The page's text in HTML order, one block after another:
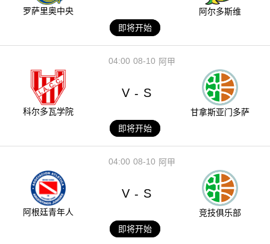
罗萨里奥中央
阿尔多斯维
即将开始
08-10
04:00 阿甲
科尔多瓦学院
V - S
甘拿斯亚门多萨
即将开始
08-10
04:00 阿甲
阿根廷青年人
V - S
竞技俱乐部
即将开始